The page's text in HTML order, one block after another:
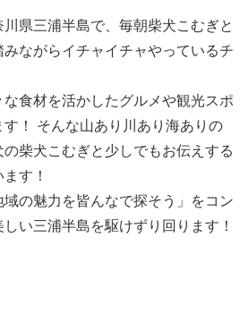
県三浦半島で、毎朝柴犬こむぎと
ながらイチャイチャやっているチ
食材を活かしたグルメや観光スポ
！ そんな山あり川あり海ありの
柴犬こむぎと少しでもお伝えする
す！
域の魅力を皆んなで探そう」をコン
い三浦半島を駆けずり回ります！